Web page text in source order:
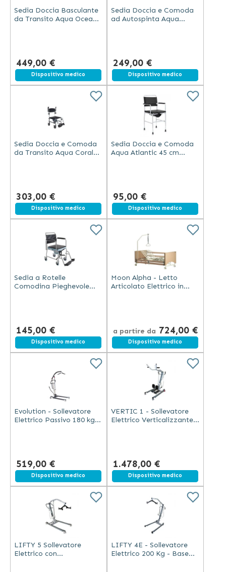
Sedia Doccia Basculante
da Transito Aqua Ocean
449,00 €
Spedizione gratuita
Dispositivo medico
Sedia Doccia e Comoda
ad Autospinta Aqua
249,00 €
Spedizione gratuita
Dispositivo medico
Sedia Doccia e Comoda
da Transito Aqua Coral
303,00 €
Spedizione gratuita
Dispositivo medico
Sedia Doccia e Comoda
Aqua Atlantic 45 cm
95,00 €
Spedizione gratuita
Dispositivo medico
Sedia a Rotelle
Comodina Pieghevole
145,00 €
Spedizione gratuita
Dispositivo medico
Moon Alpha - Letto
Articolato Elettrico in
a partire da 724,00 €
Spedizione gratuita
Dispositivo medico
Evolution - Sollevatore
Elettrico Passivo 180 kg -
519,00 €
Spedizione gratuita
Dispositivo medico
VERTIC 1 - Sollevatore
Elettrico Verticalizzante
1.478,00 €
Spedizione gratuita
Dispositivo medico
LIFTY 5 Sollevatore
Elettrico con
LIFTY 4E - Sollevatore
Elettrico 200 Kg - Base